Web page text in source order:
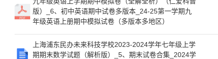
版）_6、初中英语期中试卷多版本_24-25第一学期九
年级英语上册期中模拟试卷（多版本多地区）
上海浦东民办未来科技学校2023-2024学年七年级上学
期期末数学试题（解析版）_5、期末试卷合集_2024学